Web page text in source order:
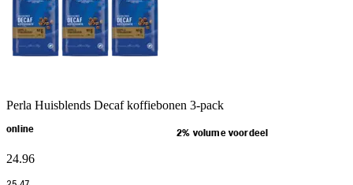
Perla Huisblends Decaf koffiebonen 3-pack
online 2% volume voordeel
24.96